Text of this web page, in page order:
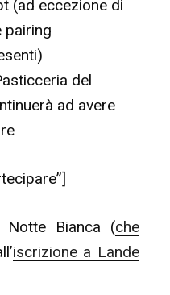
(ad eccezione di
pairing
del
ad avere
Notte Bianca (che
iscrizione a Lande